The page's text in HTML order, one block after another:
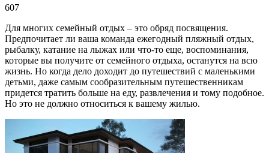
607
Для многих семейный отдых – это обряд посвящения.
Предпочитает ли ваша команда ежегодный пляжный отдых,
рыбалку, катание на лыжах или что-то еще, воспоминания,
которые вы получите от семейного отдыха, останутся на всю
жизнь. Но когда дело доходит до путешествий с маленькими
детьми, даже самым сообразительным путешественникам
придется тратить больше на еду, развлечения и тому подобное.
Но это не должно относиться к вашему жилью.